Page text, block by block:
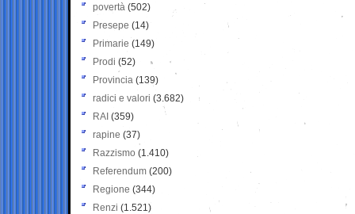
povertà (502)
Presepe (14)
Primarie (149)
Prodi (52)
Provincia (139)
radici e valori (3.682)
RAI (359)
rapine (37)
Razzismo (1.410)
Referendum (200)
Regione (344)
Renzi (1.521)